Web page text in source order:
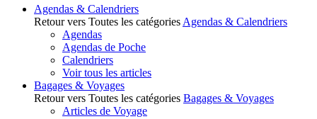
Agendas & Calendriers
Retour vers Toutes les catégories Agendas & Calendriers
Agendas
Agendas de Poche
Calendriers
Voir tous les articles
Bagages & Voyages
Retour vers Toutes les catégories Bagages & Voyages
Articles de Voyage